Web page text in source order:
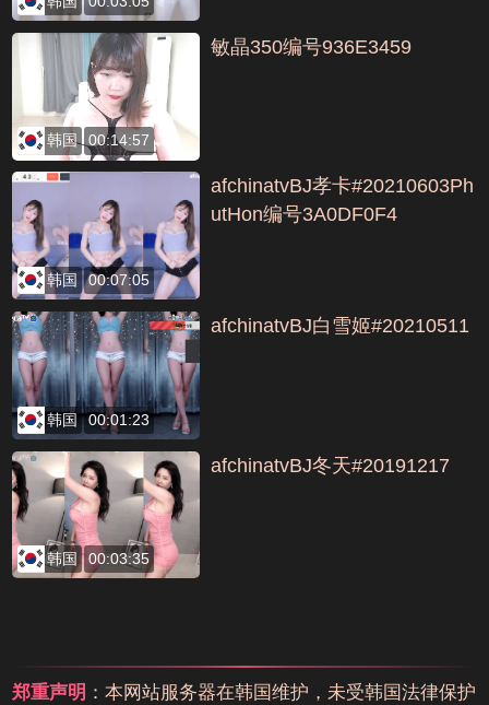
韩国 00:14:57
敏晶350编号936E3459
韩国 00:07:05
afchinatvBJ孝卡#20210603Ph
utHon编号3A0DF0F4
韩国 00:01:23
afchinatvBJ白雪姬#20210511
韩国 00:03:35
afchinatvBJ冬天#20191217
郑重声明 ：本网站服务器在韩国维护，未受韩国法律保护